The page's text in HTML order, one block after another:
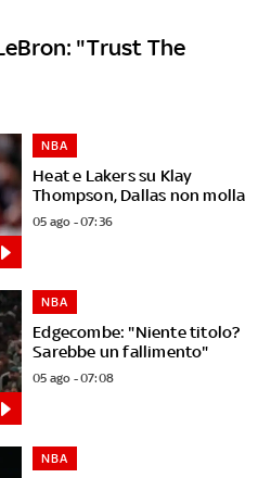
"Trust The
Heat e Lakers su Klay
Thompson, Dallas non molla
NBA
05 ago - 07:36
Edgecombe: "Niente titolo?
Sarebbe un fallimento"
NBA
05 ago - 07:08
NBA